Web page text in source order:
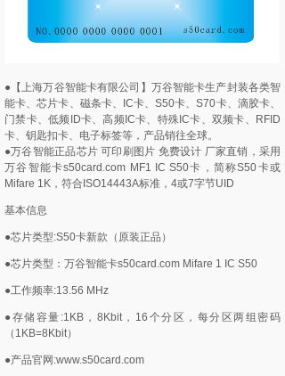
●【上海万谷智能卡有限公司】万谷智能卡生产封装各类智
能卡、芯片卡、磁条卡、IC卡、S50卡、S70卡、滴胶卡、
门禁卡、低频ID卡、高频IC卡、特殊IC卡、双频卡、RFID
卡、钥匙扣卡、电子标签等，产品销往全球。
●万谷智能正品芯片 可印刷图片 免费设计 厂家直销，采用
万谷智能卡s50card.com MF1 IC S50卡，简称S50卡或
Mifare 1K，符合ISO14443A标准，4或7字节UID
基本信息
●芯片类型:S50卡新款（原装正品）
●芯片类型：万谷智能卡s50card.com Mifare 1 IC S50
●工作频率:13.56 MHz
●存储容量:1KB，8Kbit，16个分区，每分区两组密码
（1KB=8Kbit）
●产品官网:www.s50card.com